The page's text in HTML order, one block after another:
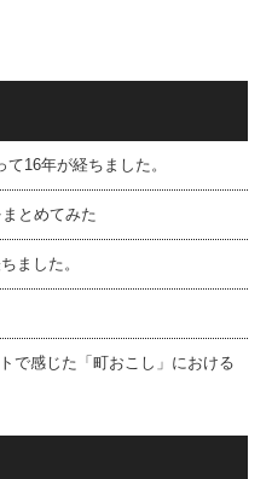
16年が経ちました。
とめてみた
ました。
で感じた「町おこし」における